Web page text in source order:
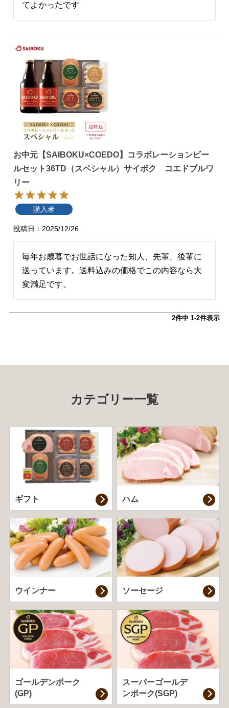
てよかったです
お中元【SAIBOKU×COEDO】コラボレーションビー
ルセット36TD（スペシャル）サイボク コエドブルワ
リー
購入者
投稿日 2025/12/26
毎年お歳暮でお世話になった知人、先輩、後輩に
送っています。送料込みの価格でこの内容なら大
変満足です。
2件中 1-2件表示
カテゴリー一覧
ギフト ハム
ウインナー ソーセージ
ゴールデンポーク
(GP)
スーパーゴールデ
ンポーク(SGP)